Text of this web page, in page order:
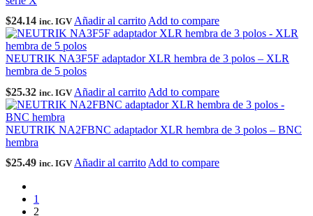
$24.14 inc. IGV Añadir al carrito Add to compare
NEUTRIK NA3F5F adaptador XLR hembra de 3 polos – XLR
hembra de 5 polos
$25.32 inc. IGV Añadir al carrito Add to compare
NEUTRIK NA2FBNC adaptador XLR hembra de 3 polos – BNC
hembra
$25.49 inc. IGV Añadir al carrito Add to compare
1
2